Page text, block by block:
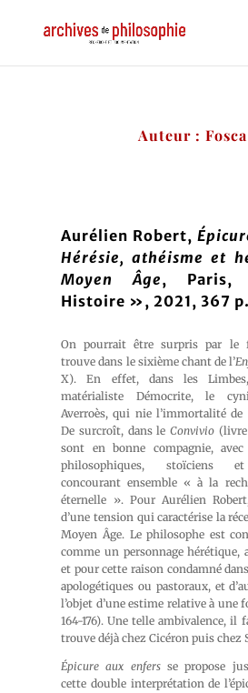
Auteur :
Aurélien Robert,
Hérésie, athéisme et
Moyen Âge, Paris,
Histoire », 2021, 367 p.
On pourrait être surpris par le
trouve dans le sixième chant de l’
X). En effet, dans les
matérialiste Démocrite, le
Averroès, qui nie l’immortalité de
De surcroît, dans le Convivio
sont en bonne compagnie,
philosophiques, stoïciens et
concourant ensemble « à la
éternelle ». Pour Aurélien
d’une tension qui caractérise la
Moyen Âge. Le philosophe est
comme un personnage hérétique,
et pour cette raison condamné
apologétiques ou pastoraux, et
l’objet d’une estime relative à une
164-176). Une telle ambivalence, il
trouve déjà chez Cicéron puis chez
Épicure aux enfersse propose
cette double interprétation de